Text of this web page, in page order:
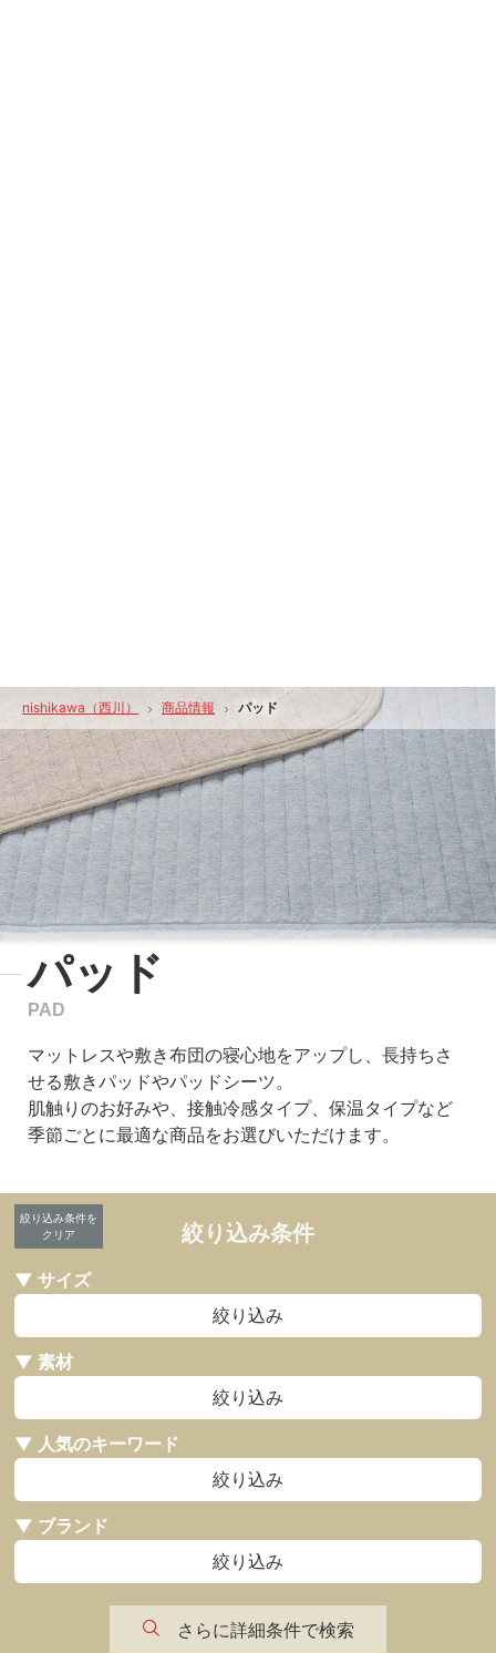
nishikawa（西川） 商品情報 パッド
パッド
PAD
マットレスや敷き布団の寝心地をアップし、長持ちさ
せる敷きパッドやパッドシーツ。
肌触りのお好みや、接触冷感タイプ、保温タイプなど
季節ごとに最適な商品をお選びいただけます。
絞り込み条件
絞り込み条件を
クリア
▼ サイズ
絞り込み
▼ 素材
絞り込み
▼ 人気のキーワード
絞り込み
▼ ブランド
絞り込み
さらに詳細条件で検索